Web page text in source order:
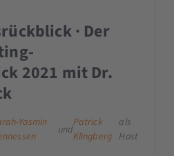
· Der
2021 mit Dr.
Yasmin
und
Patrick
Klingberg
als
Host